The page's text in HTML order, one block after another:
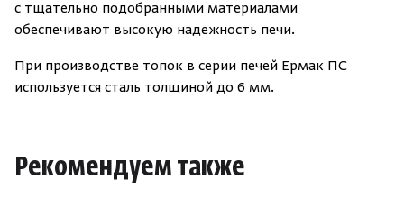
с тщательно подобранными материалами
обеспечивают высокую надежность печи.
При производстве топок в серии печей Ермак ПС
используется сталь толщиной до 6 мм.
Рекомендуем также